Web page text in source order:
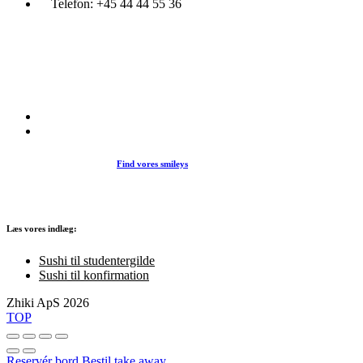
Telefon: +45 44 44 55 36
Find vores smileys
Læs vores indlæg:
Sushi til studentergilde
Sushi til konfirmation
Zhiki ApS 2026
TOP